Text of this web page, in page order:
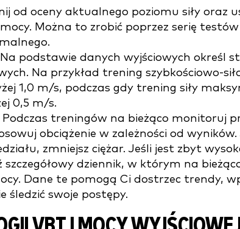
od oceny aktualnego poziomu siły oraz
Można to zrobić poprzez serię
Na podstawie danych wyjściowych określ
Na przykład trening szybkościowo-
1,0 m/s, podczas gdy trening siły
0,5 m/s.
Podczas treningów na bieżąco monitoruj
obciążenie w zależności od
zmniejsz ciężar. Jeśli jest zbyt
szczegółowy dziennik, w którym na
Dane te pomogą Ci dostrzec trendy,
śledzić swoje postępy.